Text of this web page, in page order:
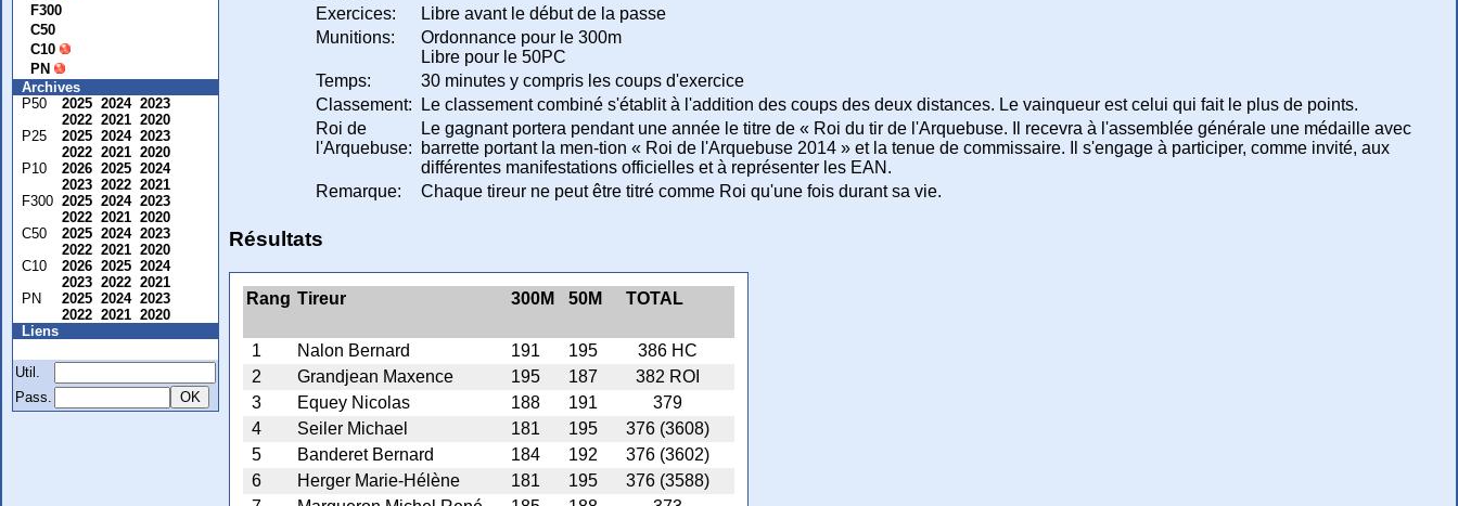
F300
C50
C10
PN
Archives
P50
2025 2024 2023
2022 2021 2020
P25
2025 2024 2023
2022 2021 2020
P10
2026 2025 2024
2023 2022 2021
F300 2025 2024 2023
2022 2021 2020
C50
2025 2024 2023
2022 2021 2020
C10
2026 2025 2024
2023 2022 2021
PN
2025 2024 2023
2022 2021 2020
Liens
Util.
Pass.
Exercices:
Libre avant le début de la passe
Munitions:
Ordonnance pour le 300m
Libre pour le 50PC
Temps:
30 minutes y compris les coups d'exercice
Classement:
Le classement combiné s'établit à l'addition des coups des deux distances. Le vainqueur est celui qui fait le plus de points.
Roi de
l'Arquebuse:
Le gagnant portera pendant une année le titre de « Roi du tir de l'Arquebuse. Il recevra à l'assemblée générale une médaille avec
barrette portant la men-tion « Roi de l'Arquebuse 2014 » et la tenue de commissaire. Il s'engage à participer, comme invité, aux
différentes manifestations officielles et à représenter les EAN.
Remarque:
Chaque tireur ne peut être titré comme Roi qu'une fois durant sa vie.
Résultats
Rang Tireur 300M 50M TOTAL
1 Nalon Bernard 191 195
386 HC
2
Grandjean Maxence 195 187
382 ROI
3
Equey Nicolas 188 191
379
4
Seiler Michael 181 195
376 (3608)
5
Banderet Bernard 184 192
376 (3602)
6
Herger Marie-Hélène 181 195
376 (3588)